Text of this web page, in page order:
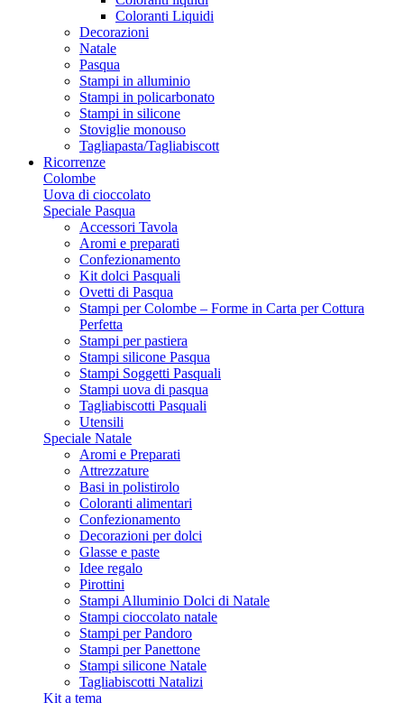
Coloranti Liquidi
Decorazioni
Natale
Pasqua
Stampi in alluminio
Stampi in policarbonato
Stampi in silicone
Stoviglie monouso
Tagliapasta/Tagliabiscott
Ricorrenze
Colombe
Uova di cioccolato
Speciale Pasqua
Accessori Tavola
Aromi e preparati
Confezionamento
Kit dolci Pasquali
Ovetti di Pasqua
Stampi per Colombe – Forme in Carta per Cottura
Perfetta
Stampi per pastiera
Stampi silicone Pasqua
Stampi Soggetti Pasquali
Stampi uova di pasqua
Tagliabiscotti Pasquali
Utensili
Speciale Natale
Aromi e Preparati
Attrezzature
Basi in polistirolo
Coloranti alimentari
Confezionamento
Decorazioni per dolci
Glasse e paste
Idee regalo
Pirottini
Stampi Alluminio Dolci di Natale
Stampi cioccolato natale
Stampi per Pandoro
Stampi per Panettone
Stampi silicone Natale
Tagliabiscotti Natalizi
Kit a tema